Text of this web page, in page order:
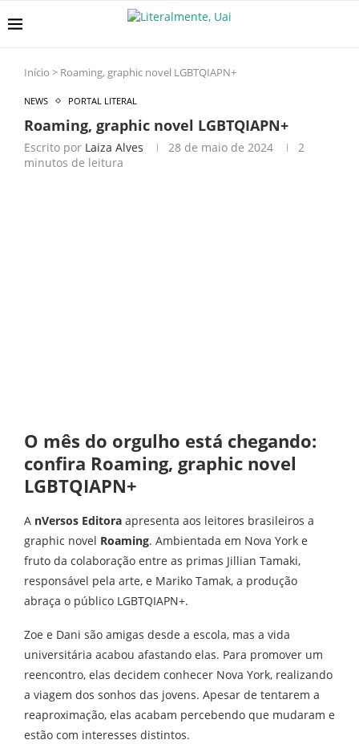
Início > Roaming, graphic novel LGBTQIAPN+
NEWS PORTAL LITERAL
Roaming, graphic novel LGBTQIAPN+
Escrito por Laiza Alves 28 de maio de 2024
2
minutos de leitura
O mês do orgulho está chegando:
confira Roaming, graphic novel
LGBTQIAPN+
A nVersos Editora apresenta aos leitores brasileiros a
graphic novel Roaming. Ambientada em Nova York e
fruto da colaboração entre as primas Jillian Tamaki,
responsável pela arte, e Mariko Tamak, a produção
abraça o público LGBTQIAPN+.
Zoe e Dani são amigas desde a escola, mas a vida
universitária acabou afastando elas. Para promover um
reencontro, elas decidem conhecer Nova York, realizando
a viagem dos sonhos das jovens. Apesar de tentarem a
reaproximação, elas acabam percebendo que mudaram e
estão com interesses distintos.